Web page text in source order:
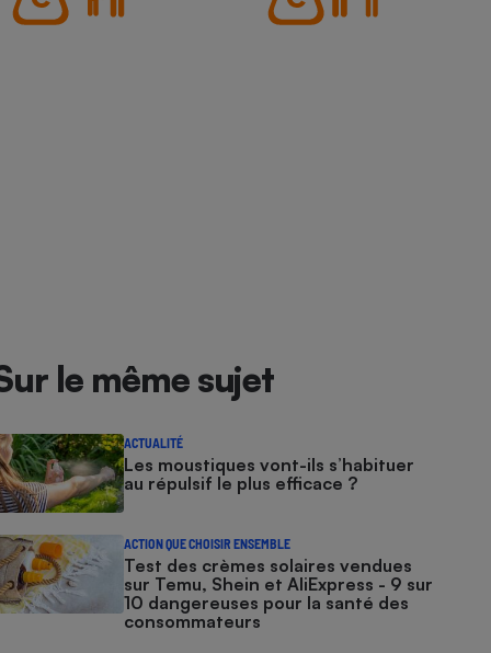
le même sujet
ACTUALITÉ
Les moustiques vont-ils s’habituer
au répulsif le plus efficace ?
ACTION QUE CHOISIR ENSEMBLE
Test des crèmes solaires vendues
sur Temu, Shein et AliExpress - 9 sur
10 dangereuses pour la santé des
consommateurs